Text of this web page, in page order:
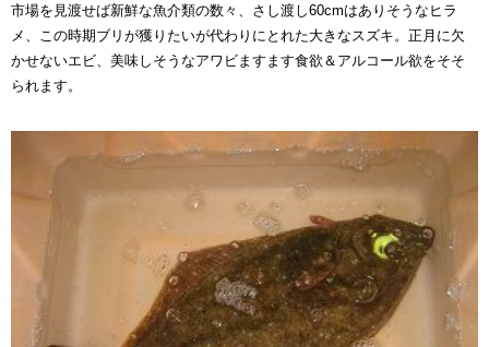
市場を見渡せば新鮮な魚介類の数々、さし渡し60cmはありそうなヒラ
メ、この時期ブリが獲りたいが代わりにとれた大きなスズキ。正月に欠
かせないエビ、美味しそうなアワビますます食欲＆アルコール欲をそそ
られます。